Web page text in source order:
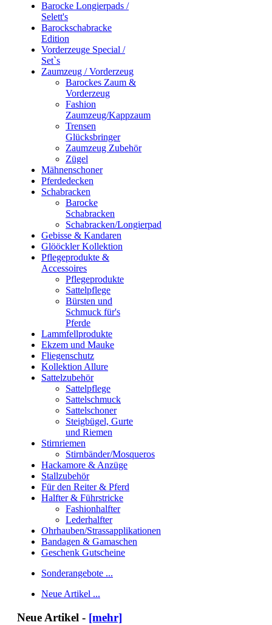
Barocke Longierpads /
Selett's
Barockschabracke
Edition
Vorderzeuge Special /
Set`s
Zaumzeug / Vorderzeug
Barockes Zaum &
Vorderzeug
Fashion
Zaumzeug/Kappzaum
Trensen
Glücksbringer
Zaumzeug Zubehör
Zügel
Mähnenschoner
Pferdedecken
Schabracken
Barocke
Schabracken
Schabracken/Longierpad
Gebisse & Kandaren
Glööckler Kollektion
Pflegeprodukte &
Accessoires
Pflegeprodukte
Sattelpflege
Bürsten und
Schmuck für's
Pferde
Lammfellprodukte
Ekzem und Mauke
Fliegenschutz
Kollektion Allure
Sattelzubehör
Sattelpflege
Sattelschmuck
Sattelschoner
Steigbügel, Gurte
und Riemen
Stirnriemen
Stirnbänder/Mosqueros
Hackamore & Anzüge
Stallzubehör
Für den Reiter & Pferd
Halfter & Führstricke
Fashionhalfter
Lederhalfter
Ohrhauben/Strassapplikationen
Bandagen & Gamaschen
Geschenk Gutscheine
Sonderangebote ...
Neue Artikel ...
Neue Artikel - [mehr]